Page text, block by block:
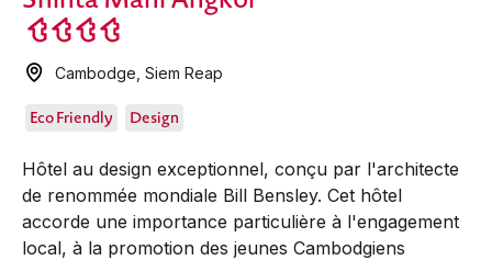
Cambodge ,Siem Reap
Eco Friendly Design
Hôtel au design exceptionnel, conçu par l'architecte
de renommée mondiale Bill Bensley. Cet hôtel
accorde une importance particulière à l'engagement
local, à la promotion des jeunes Cambodgiens